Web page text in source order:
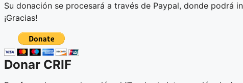
Su donación se procesará a través de Paypal, donde podrá
¡Gracias!
Donar CRIF​